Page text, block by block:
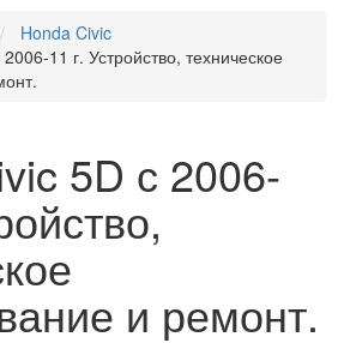
Honda Civic
11 г. Устройство, техническое
5D с 2006-
и ремонт.